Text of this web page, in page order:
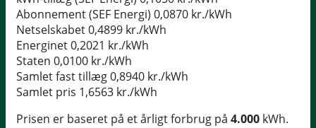
Abonnement (SEF Energi) 0,0870 kr./kWh
Netselskabet0,4899 kr./kWh
Energinet0,2021 kr./kWh
Staten 0,0100 kr./kWh
Samlet fast tillæg0,8940 kr./kWh
Samlet pris 1,6563 kr./kWh
Prisen er baseret på et årligt forbrug på 4.000 kWh.